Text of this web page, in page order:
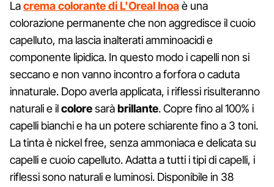
Lacrema colorante di L'Oreal Inoaè una
colorazione permanente che non aggredisce il cuoio
capelluto, ma lascia inalterati amminoacidi e
componente lipidica. In questo modo i capelli non si
seccano e non vanno incontro a forfora o caduta
innaturale. Dopo averla applicata, i riflessi risulteranno
naturali e ilcoloresaràbrillante. Copre fino al 100% i
capelli bianchi e ha un potere schiarente fino a 3 toni.
La tinta è nickel free, senza ammoniaca e delicata su
capelli e cuoio capelluto. Adatta a tutti i tipi di capelli, i
riflessi sono naturali e luminosi. Disponibile in 38